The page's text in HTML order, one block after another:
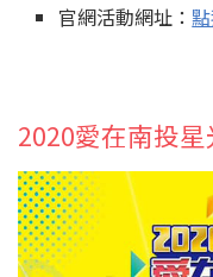
官網活動網址：
2020愛在南投星